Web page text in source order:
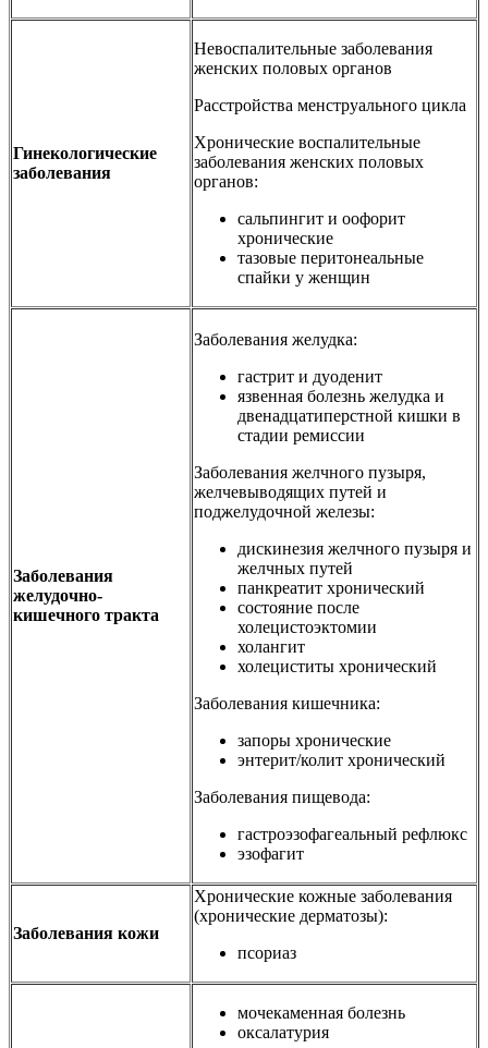
Гинекологические
заболевания
Невоспалительные заболевания
женских половых органов
Расстройства менструального цикла
Хронические воспалительные
заболевания женских половых
органов:
сальпингит и оофорит
хронические
тазовые перитонеальные
спайки у женщин
Заболевания
желудочно-
кишечного тракта
Заболевания желудка:
гастрит и дуоденит
язвенная болезнь желудка и
двенадцатиперстной кишки в
стадии ремиссии
Заболевания желчного пузыря,
желчевыводящих путей и
поджелудочной железы:
дискинезия желчного пузыря и
желчных путей
панкреатит хронический
состояние после
холецистоэктомии
холангит
холециститы хронический
Заболевания кишечника:
запоры хронические
энтерит/колит хронический
Заболевания пищевода:
гастроэзофагеальный рефлюкс
эзофагит
Заболевания кожи
Хронические кожные заболевания
(хронические дерматозы):
псориаз
мочекаменная болезнь
оксалатурия